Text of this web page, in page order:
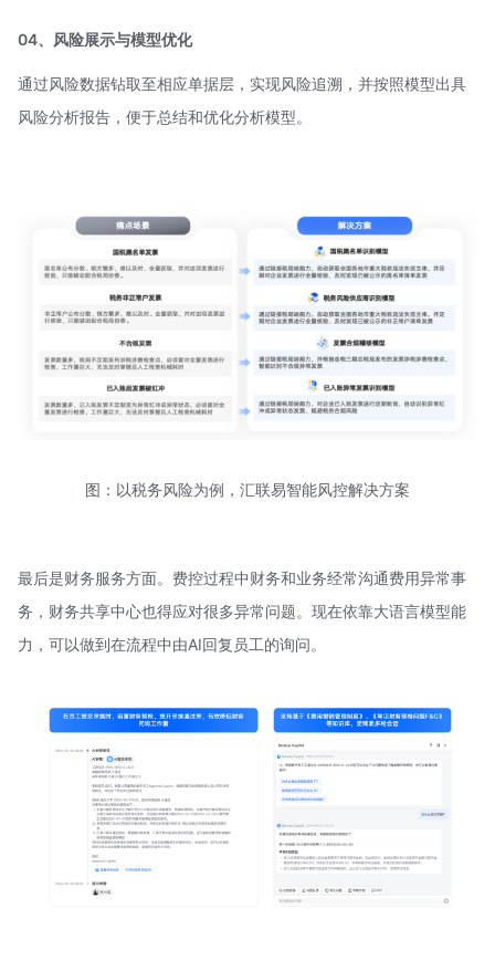
04、风险展示与模型优化
通过风险数据钻取至相应单据层，实现风险追溯，并按照模型出具
风险分析报告，便于总结和优化分析模型。
图：以税务风险为例，汇联易智能风控解决方案
最后是财务服务方面。费控过程中财务和业务经常沟通费用异常事
务，财务共享中心也得应对很多异常问题。现在依靠大语言模型能
力，可以做到在流程中由AI回复员工的询问。